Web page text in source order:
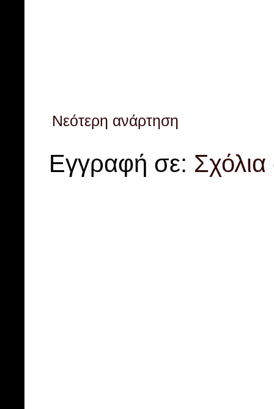
Νεότερη ανάρτηση
Εγγραφή σε: